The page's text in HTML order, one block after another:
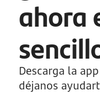
ahora
Descarga la
déjanos